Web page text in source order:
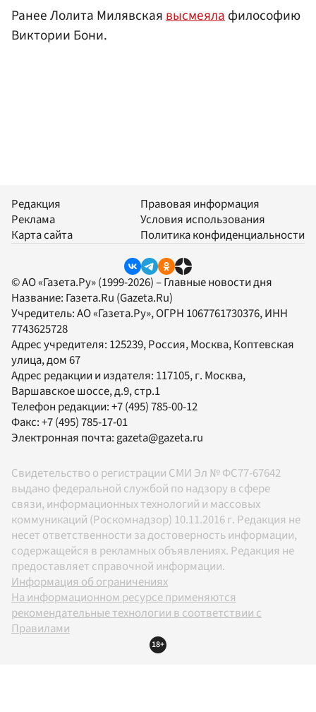
Ранее Лолита Милявскаявысмеялафилософию
Виктории Бони.
Редакция
Реклама
Карта сайта
Правовая информация
Условия использования
Политика конфиденциальности
© АО «Газета.Ру» (1999-2026) – Главные новости дня
Название: Газета.Ru (Gazeta.Ru)
Учредитель:АО «Газета.Ру», ОГРН 1067761730376, ИНН
7743625728
Адрес учредителя: 125239, Россия, Москва, Коптевская
улица, дом 67
Адрес редакции и издателя: 117105, г. Москва,
Варшавское шоссе, д.9, стр.1
Телефон редакции:+7 (495) 785-00-12
Факс:+7 (495) 785-17-01
Электронная почта: gazeta@gazeta.ru
Свидетельство о регистрации СМИ Эл № ФС77-67642
выдано федеральной службой по надзору в сфере
связи, информационных технологий и массовых
коммуникаций (Роскомнадзор) 10.11.2016 г. Редакция не
несет ответственности за достоверность информации,
содержащейся в рекламных объявлениях. Редакция не
предоставляет справочной информации.
Информация об ограничениях
На информационном ресурсе применяются
рекомендательные технологии в соответствии с
Правилами
18+